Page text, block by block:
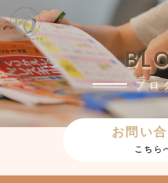
ブロ
お問い
こちら